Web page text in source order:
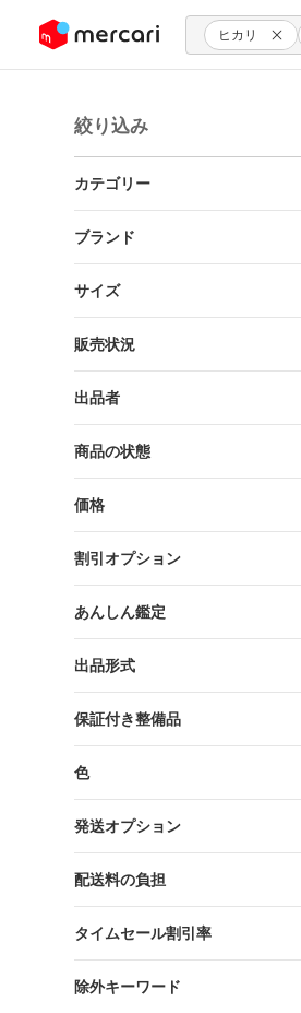
ツにスキップ ヒカリ
絞り込み
カテゴリー
ブランド
サイズ
販売状況
出品者
商品の状態
価格
割引オプション
あんしん鑑定
出品形式
保証付き整備品
色
発送オプション
配送料の負担
タイムセール割引率
除外キーワード